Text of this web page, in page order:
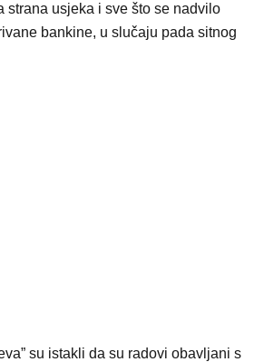
strana usjeka i sve što se nadvilo
bankine, u slučaju pada sitnog
su istakli da su radovi obavljani s